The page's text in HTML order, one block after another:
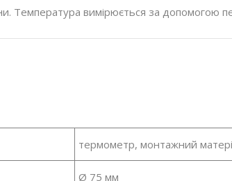
Температура вимірюється за допомогою
термометр, монтажний
Ø 75 мм